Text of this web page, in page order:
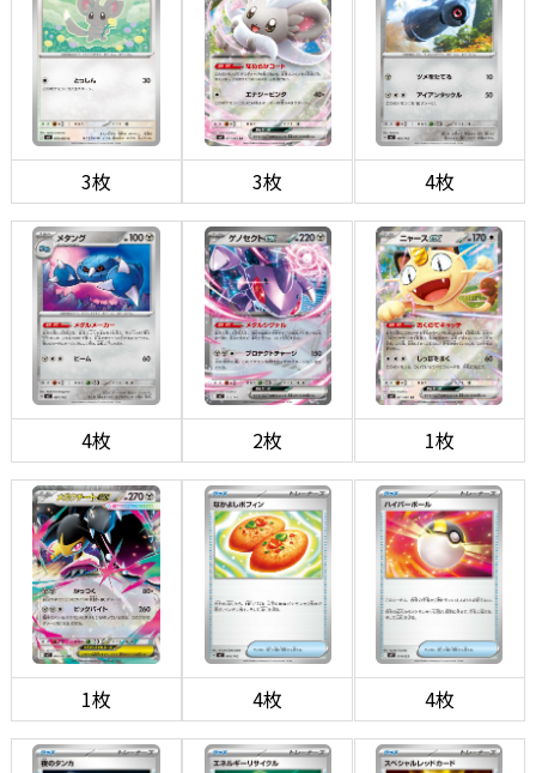
3枚 3枚 4枚
4枚 2枚 1枚
1枚 4枚 4枚